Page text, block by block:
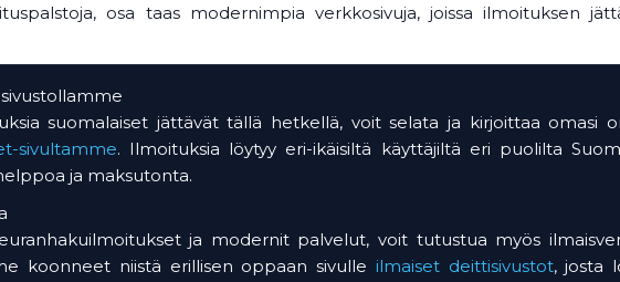
osa taas modernimpia verkkosivuja, joissa ilmoituksen
suomalaiset jättävät tällä hetkellä, voit selata ja kirjoittaa omasi
sivultamme. Ilmoituksia löytyy eri-ikäisiltä käyttäjiltä eri puolilta
ja maksutonta.
ja modernit palvelut, voit tutustua myös
koonneet niistä erillisen oppaan sivulle ilmaiset deittisivustot, josta